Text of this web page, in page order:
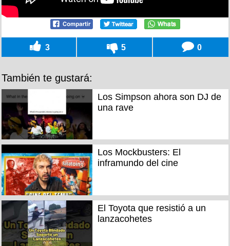
3 5 0
También te gustará:
Los Simpson ahora son DJ de
una rave
Los Mockbusters: El
inframundo del cine
El Toyota que resistió a un
lanzacohetes